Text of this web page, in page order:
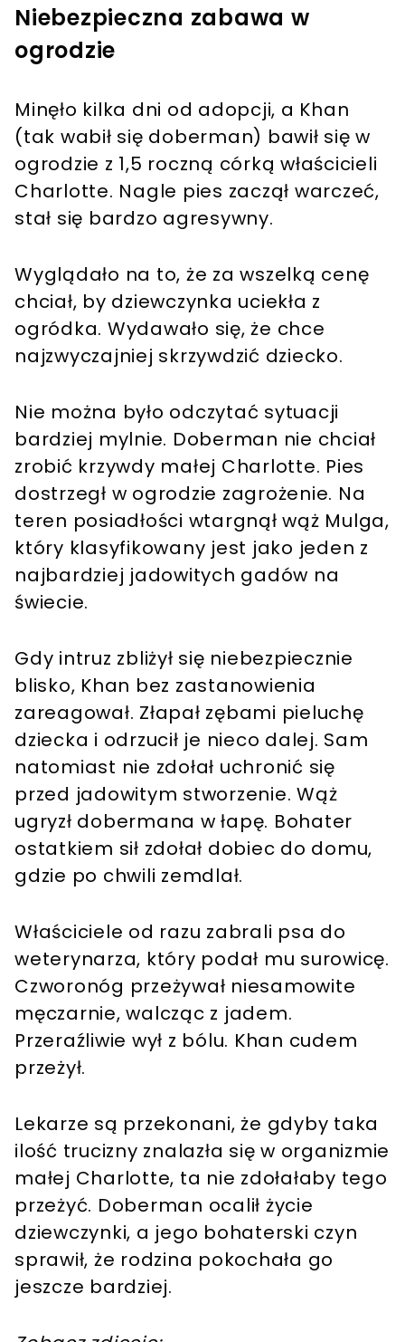
Niebezpieczna zabawa w
ogrodzie
Minęło kilka dni od adopcji, a Khan
(tak wabił się doberman) bawił się w
ogrodzie z 1,5 roczną córką właścicieli
Charlotte. Nagle pies zaczął warczeć,
stał się bardzo agresywny.
Wyglądało na to, że za wszelką cenę
chciał, by dziewczynka uciekła z
ogródka. Wydawało się, że chce
najzwyczajniej skrzywdzić dziecko.
Nie można było odczytać sytuacji
bardziej mylnie. Doberman nie chciał
zrobić krzywdy małej Charlotte. Pies
dostrzegł w ogrodzie zagrożenie. Na
teren posiadłości wtargnął wąż Mulga,
który klasyfikowany jest jako jeden z
najbardziej jadowitych gadów na
świecie.
Gdy intruz zbliżył się niebezpiecznie
blisko, Khan bez zastanowienia
zareagował. Złapał zębami pieluchę
dziecka i odrzucił je nieco dalej. Sam
natomiast nie zdołał uchronić się
przed jadowitym stworzenie. Wąż
ugryzł dobermana w łapę. Bohater
ostatkiem sił zdołał dobiec do domu,
gdzie po chwili zemdlał.
Właściciele od razu zabrali psa do
weterynarza, który podał mu surowicę.
Czworonóg przeżywał niesamowite
męczarnie, walcząc z jadem.
Przeraźliwie wył z bólu. Khan cudem
przeżył.
Lekarze są przekonani, że gdyby taka
ilość trucizny znalazła się w organizmie
małej Charlotte, ta nie zdołałaby tego
przeżyć. Doberman ocalił życie
dziewczynki, a jego bohaterski czyn
sprawił, że rodzina pokochała go
jeszcze bardziej.